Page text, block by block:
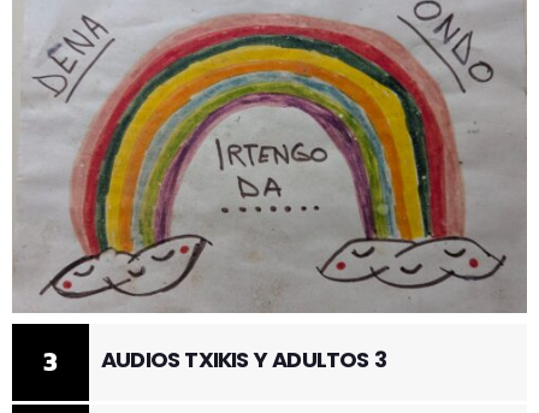
3 AUDIOS TXIKIS Y ADULTOS 3